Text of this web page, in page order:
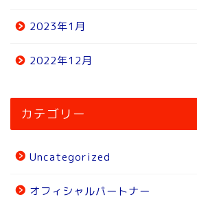
2023年1月
2022年12月
カテゴリー
Uncategorized
オフィシャルパートナー